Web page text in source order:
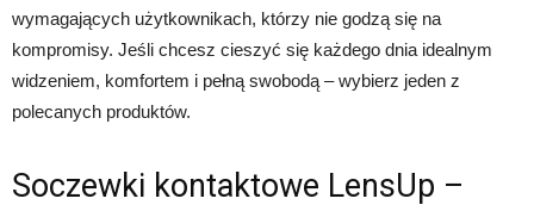
wymagających użytkownikach, którzy nie godzą się na
kompromisy. Jeśli chcesz cieszyć się każdego dnia idealnym
widzeniem, komfortem i pełną swobodą – wybierz jeden z
polecanych produktów.
Soczewki kontaktowe LensUp –